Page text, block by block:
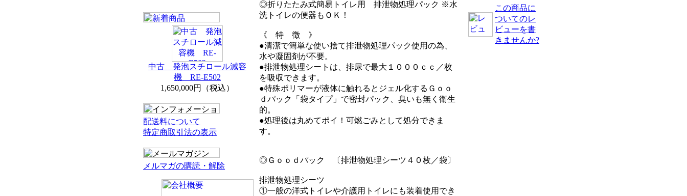
中古 発泡スチロール減容
機 RE-E502
1,650,000円（税込）
配送料について
特定商取引法の表示
メルマガの購読・解除
◎折りたたみ式簡易トイレ用 排泄物処理パック ※水
洗トイレの便器もＯＫ！
《 特 徴 》
●清潔で簡単な使い捨て排泄物処理パック使用の為、
水や凝固剤が不要。
●排泄物処理シートは、排尿で最大１０００ｃｃ／枚
を吸収できます。
●特殊ポリマーが液体に触れるとジェル化するＧｏｏ
ｄパック「袋タイプ」で密封パック、臭いも無く衛生
的。
●処理後は丸めてポイ！可燃ごみとして処分できま
す。
◎Ｇｏｏｄパック 〔排泄物処理シーツ４０枚／袋〕
排泄物処理シーツ
①一般の洋式トイレや介護用トイレにも装着使用でき
この商品に
ついてのレ
ビューを書
きませんか?